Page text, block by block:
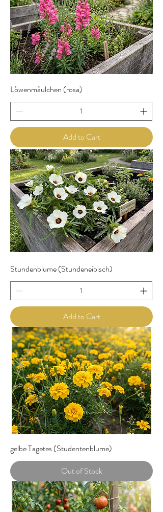
Löwenmäulchen (rosa)
Add to Cart
Stundenblume (Stundeneibisch)
Add to Cart
gelbe Tagetes (Studentenblume)
Out of Stock